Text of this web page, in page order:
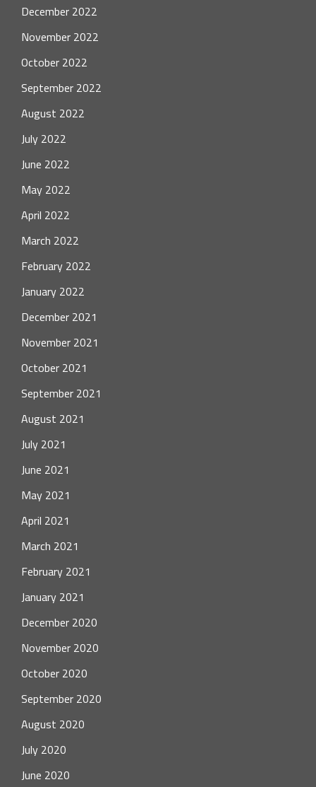
December 2022
November 2022
October 2022
September 2022
August 2022
July 2022
June 2022
May 2022
April 2022
March 2022
February 2022
January 2022
December 2021
November 2021
October 2021
September 2021
August 2021
July 2021
June 2021
May 2021
April 2021
March 2021
February 2021
January 2021
December 2020
November 2020
October 2020
September 2020
August 2020
July 2020
June 2020